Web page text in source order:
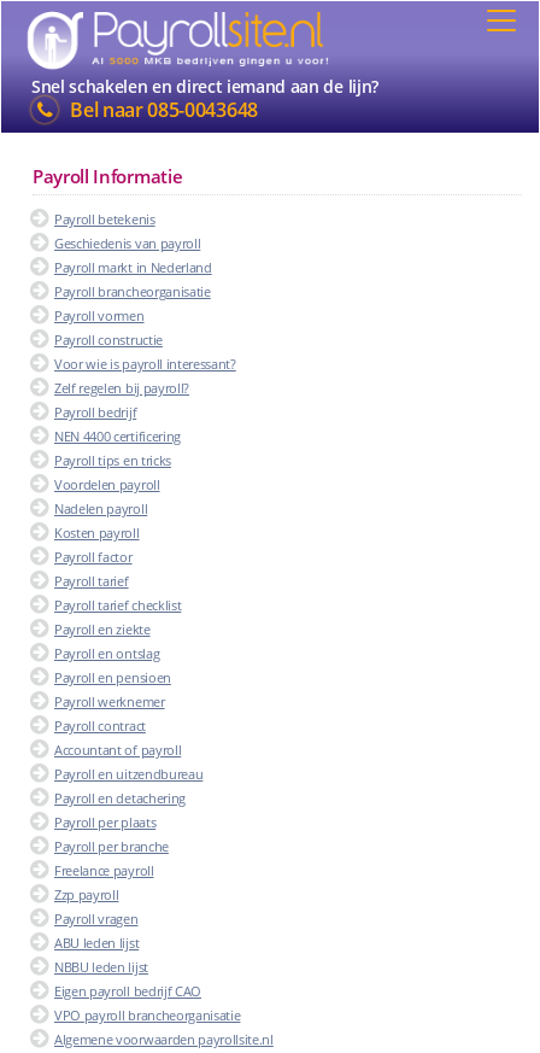
Snel schakelen en direct iemand aan de lijn?
Bel naar085-0043648
Payroll Informatie
Payroll betekenis
Geschiedenis van payroll
Payroll markt in Nederland
Payroll brancheorganisatie
Payroll vormen
Payroll constructie
Voor wie is payroll interessant?
Zelf regelen bij payroll?
Payroll bedrijf
NEN 4400 certificering
Payroll tips en tricks
Voordelen payroll
Nadelen payroll
Kosten payroll
Payroll factor
Payroll tarief
Payroll tarief checklist
Payroll en ziekte
Payroll en ontslag
Payroll en pensioen
Payroll werknemer
Payroll contract
Accountant of payroll
Payroll en uitzendbureau
Payroll en detachering
Payroll per plaats
Payroll per branche
Freelance payroll
Zzp payroll
Payroll vragen
ABU leden lijst
NBBU leden lijst
Eigen payroll bedrijf CAO
VPO payroll brancheorganisatie
Algemene voorwaarden payrollsite.nl